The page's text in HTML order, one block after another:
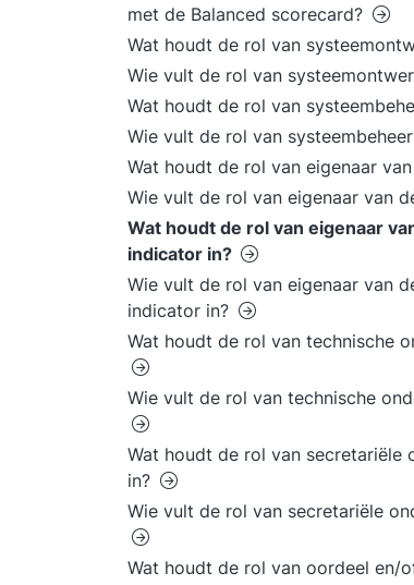
met de Balanced scorecard?
Wat houdt de rol van
Wie vult de rol van
Wat houdt de rol van
Wie vult de rol van
Wat houdt de rol van eigenaar
Wie vult de rol van eigenaar van
Wat houdt de rol van eigenaar
indicator in?
Wie vult de rol van eigenaar van
indicator in?
Wat houdt de rol van technische
Wie vult de rol van technische
Wat houdt de rol van secretariële
in?
Wie vult de rol van secretariële
Wat houdt de rol van oordeel en/